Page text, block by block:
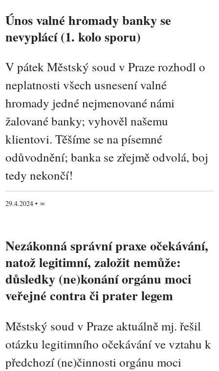
Únos valné hromady banky se
nevyplácí (1. kolo sporu)
V pátek Městský soud v Praze rozhodl o
neplatnosti všech usnesení valné
hromady jedné nejmenované námi
žalované banky; vyhověl našemu
klientovi. Těšíme se na písemné
odůvodnění; banka se zřejmě odvolá, boj
tedy nekončí!
29.4.2024 • ∞
Nezákonná správní praxe očekávání,
natož legitimní, založit nemůže:
důsledky (ne)konání orgánu moci
veřejné contra či prater legem
Městský soud v Praze aktuálně mj. řešil
otázku legitimního očekávání ve vztahu k
předchozí (ne)činnosti orgánu moci